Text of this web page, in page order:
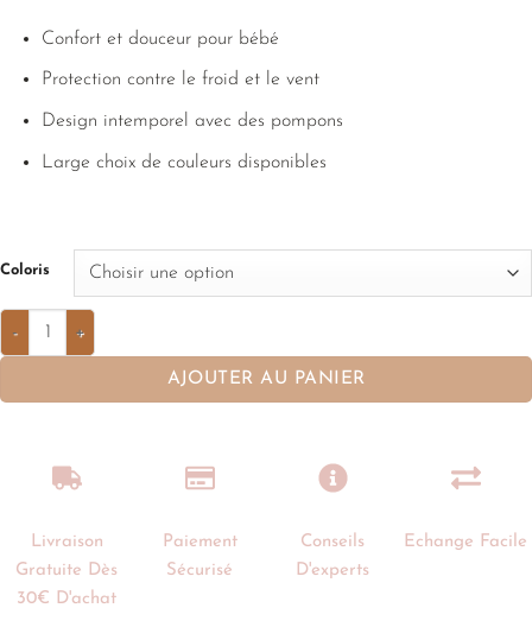
Confort et douceur pour bébé
Protection contre le froid et le vent
Design intemporel avec des pompons
Large choix de couleurs disponibles
Coloris
AJOUTER AU PANIER
Livraison
Gratuite Dès
30€ D'achat
Paiement
Sécurisé
Conseils
D'experts
Echange Facile